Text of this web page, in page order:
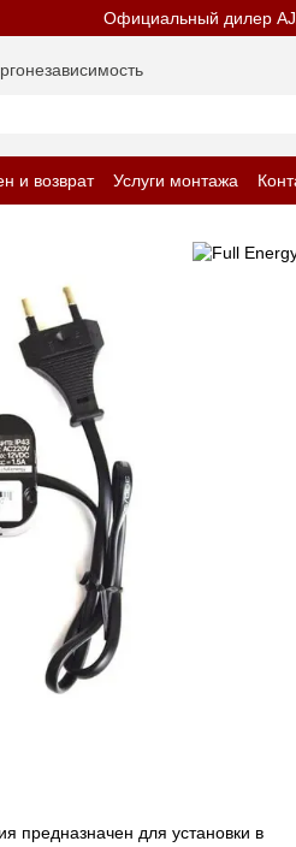
Официальный дилер
и возврат Услуги монтажа
предназначен для установки в